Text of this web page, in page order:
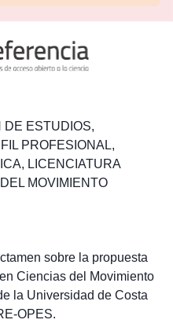
DE ESTUDIOS,
PROFESIONAL,
, LICENCIATURA
MOVIMIENTO
sobre la propuesta
Ciencias del Movimiento
la Universidad de Costa
OPES.